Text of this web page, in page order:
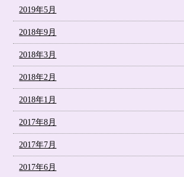
2019年5月
2018年9月
2018年3月
2018年2月
2018年1月
2017年8月
2017年7月
2017年6月